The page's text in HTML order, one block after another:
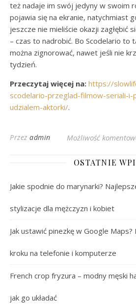
też nadaje im swój jedyny w swoim
pojawia się na ekranie, natychmiast
jeszcze nie mieliście okazji zagłębić
– czas to nadrobić. Bo Scodelario to
można zignorować, nawet jeśli nie
tydzień.
Przeczytaj więcej na: https://
scodelario-przeglad-filmow-seriali-
udzialem-aktorki/.
Przez admin Możliwość
OSTATNIE
Jakie spodnie do marynarki?
stylizacje dla mężczyzn i kobiet
Jak ustawić pinezkę w Google
kroku na telefonie i komputerze
French crop fryzura – modny męski
jak go układać